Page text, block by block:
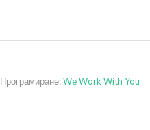
Програмиране:We Work With You